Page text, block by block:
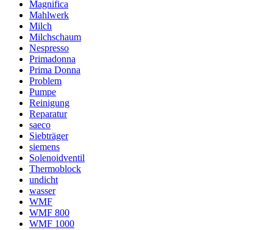
Magnifica
Mahlwerk
Milch
Milchschaum
Nespresso
Primadonna
Prima Donna
Problem
Pumpe
Reinigung
Reparatur
saeco
Siebträger
siemens
Solenoidventil
Thermoblock
undicht
wasser
WMF
WMF 800
WMF 1000